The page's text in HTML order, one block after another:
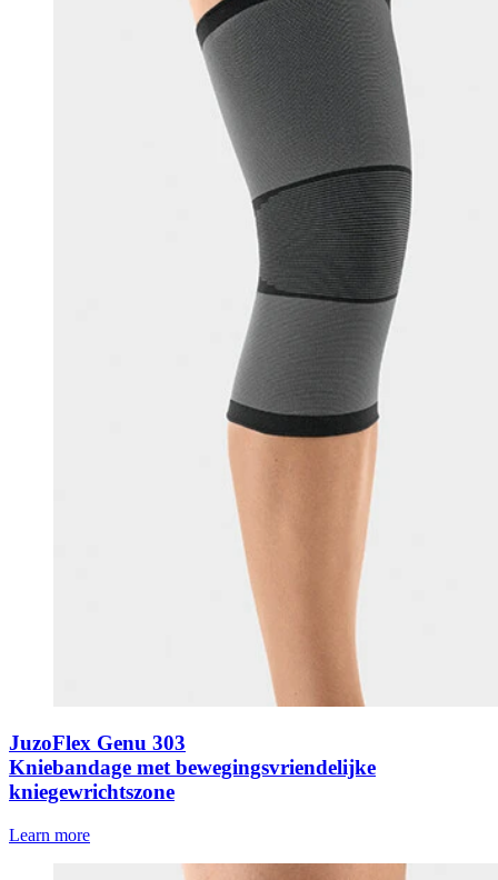
JuzoFlex Genu 303
Kniebandage met bewegingsvriendelijke
kniegewrichtszone
Learn more